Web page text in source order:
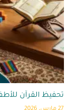
تحفيظ القرآن